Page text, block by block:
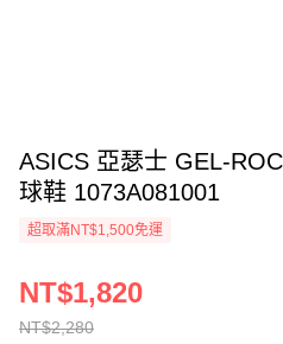
ASICS 亞瑟士 GEL-
球鞋 1073A081001
超取滿NT$1,500免運
NT$2,280
NT$1,820